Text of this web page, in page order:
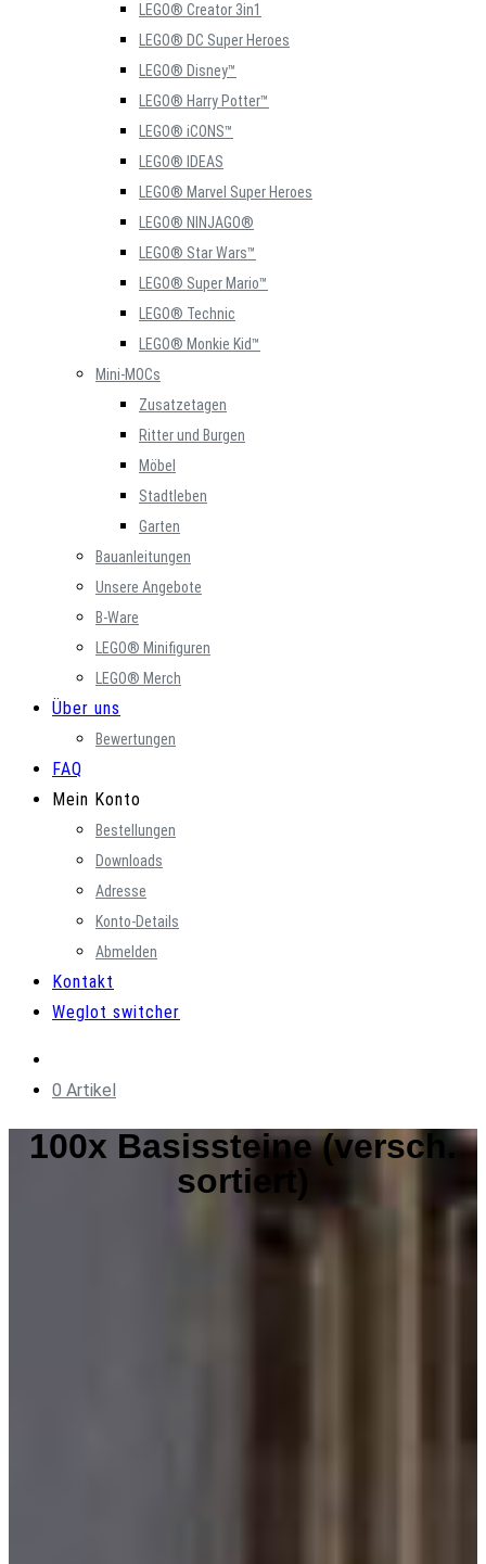
LEGO® Creator 3in1
LEGO® DC Super Heroes
LEGO® Disney™
LEGO® Harry Potter™
LEGO® iCONS™
LEGO® IDEAS
LEGO® Marvel Super Heroes
LEGO® NINJAGO®
LEGO® Star Wars™
LEGO® Super Mario™
LEGO® Technic
LEGO® Monkie Kid™
Mini-MOCs
Zusatzetagen
Ritter und Burgen
Möbel
Stadtleben
Garten
Bauanleitungen
Unsere Angebote
B-Ware
LEGO® Minifiguren
LEGO® Merch
Über uns
Bewertungen
FAQ
Mein Konto
Bestellungen
Downloads
Adresse
Konto-Details
Abmelden
Kontakt
Weglot switcher
0 Artikel
100x Basissteine (versch.
sortiert)